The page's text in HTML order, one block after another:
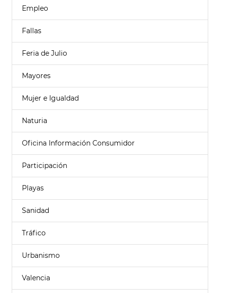
Empleo
Fallas
Feria de Julio
Mayores
Mujer e Igualdad
Naturia
Oficina Información Consumidor
Participación
Playas
Sanidad
Tráfico
Urbanismo
Valencia